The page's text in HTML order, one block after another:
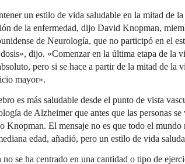
un estilo de vida saludable en la mitad de
de la enfermedad, dijo David Knopman,
de Neurología, que no participó en el
dijo. «Comenzar en la última etapa de la
pero si se hace a partir de la mitad de la
mayor».
es más saludable desde el punto de vista
de Alzheimer que antes que las personas se
Knopman. El mensaje no es que todo el mundo
edad, añadió, pero un estilo de vida
se ha centrado en una cantidad o tipo de